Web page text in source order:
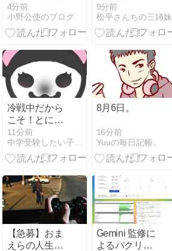
興」「良縁に
恵まれますよ
うに」（七
4分前
小野公使のブログ
9分前
松平さんちの三姉妹
冷戦中だから
こそ！とにか
く追い出
せ！！塾に出
せ！！！
11分前
中学受験したい子供が2人います
8月6日。
16分前
Yuuの毎日記帳。
【急募】おま
えらの人生で
Gemini 監修に
よるパクリサ